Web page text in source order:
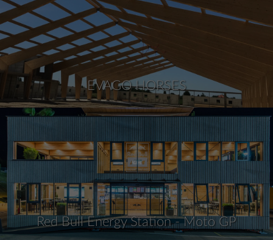
EVAGO HORSES
Red Bull Energy Station - Moto GP